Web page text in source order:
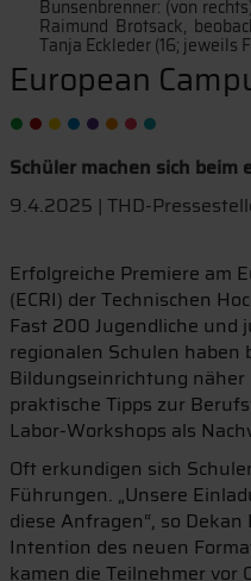
Bunsenbrenner: (von
Raimund Brotsack,
Tanja Eckleder (16; jeweils
European
Schüler machen sich beim
9.4.2025 | THD-
Erfolgreiche Premiere am
(ECRI) der Technischen
Fast 200 Jugendliche und
regionalen Schulen haben
Bildungseinrichtung
praktische Tipps zur
Labor-Workshops als
Oft erkundigen sich
Führungen. „Unsere
diese Anfragen“, so
Intention des neuen
kamen die Teilnehmer vor